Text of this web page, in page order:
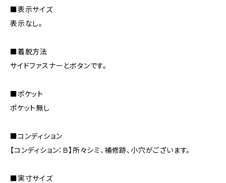
■表示サイズ
表示なし。
■着脱方法
サイドファスナーとボタンです。
■ポケット
ポケット無し
■コンディション
【コンディション：Ｂ】所々シミ、補修跡、小穴がございます。
■実寸サイズ